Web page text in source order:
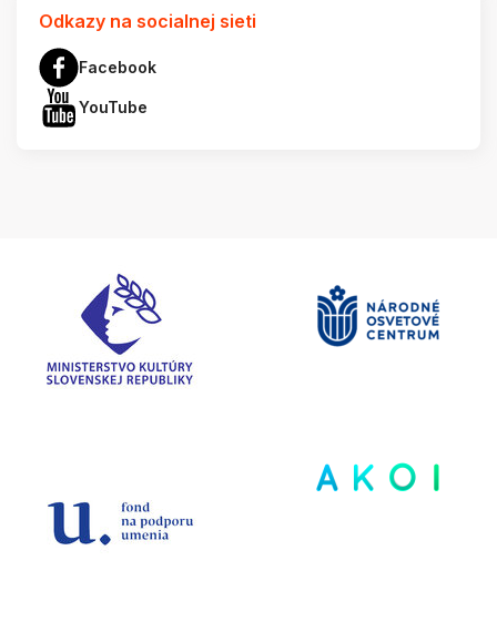
Odkazy na socialnej sieti
Facebook
YouTube